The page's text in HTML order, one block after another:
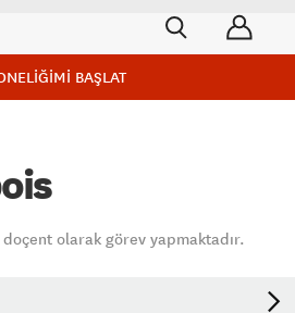
BAŞLAT
doçent olarak görev yapmaktadır.